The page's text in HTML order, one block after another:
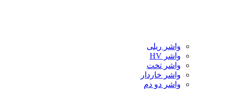
واشر ریلی
واشر HV
واشر تخت
واشر خاردار
واشر دو دم